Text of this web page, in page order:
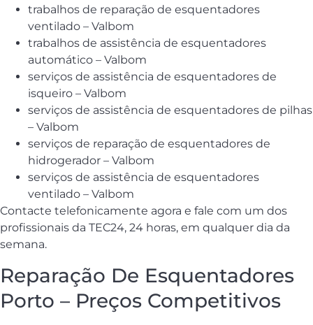
trabalhos de reparação de esquentadores
ventilado – Valbom
trabalhos de assistência de esquentadores
automático – Valbom
serviços de assistência de esquentadores de
isqueiro – Valbom
serviços de assistência de esquentadores de pilhas
– Valbom
serviços de reparação de esquentadores de
hidrogerador – Valbom
serviços de assistência de esquentadores
ventilado – Valbom
Contacte telefonicamente agora e fale com um dos
profissionais da TEC24, 24 horas, em qualquer dia da
semana.
Reparação De Esquentadores
Porto – Preços Competitivos